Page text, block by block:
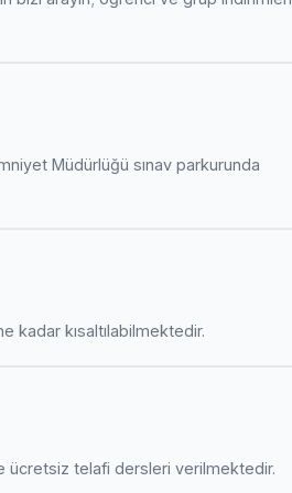
Müdürlüğü sınav parkurunda
kadar kısaltılabilmektedir.
ücretsiz telafi dersleri verilmektedir.